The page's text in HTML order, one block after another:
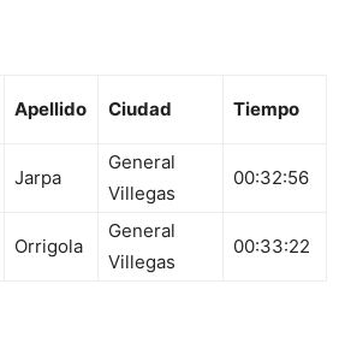
Apellido Ciudad Tiempo
Jarpa
General
Villegas
00:32:56
Orrigola
General
Villegas
00:33:22